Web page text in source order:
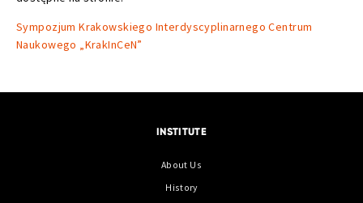
Sympozjum Krakowskiego Interdyscyplinarnego Centrum
Naukowego „KrakInCeN”
INSTITUTE
About Us
History